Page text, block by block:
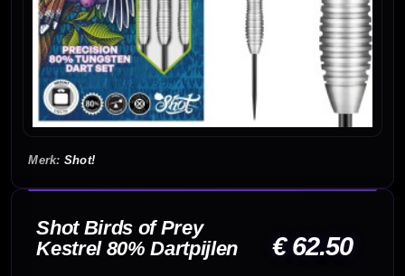
Shot!
Shot Birds of Prey
Kestrel 80% Dartpijlen
€ 62.50